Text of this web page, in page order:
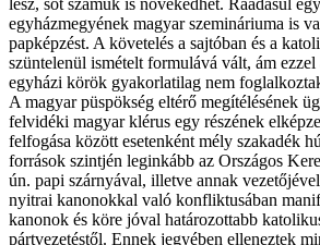
egyházmegyének magyar szemináriuma is
papképzést. A követelés a sajtóban és a
szüntelenül ismételt formulává vált, ám
egyházi körök gyakorlatilag nem
A magyar püspökség eltérő megítélésének
felvidéki magyar klérus egy részének
felfogása között esetenként mély szakadék
források szintjén leginkább az Országos
ún. papi szárnyával, illetve annak
nyitrai kanonokkal való konfliktusában
kanonok és köre jóval határozottabb
pártvezetéstől. Ennek jegyében elleneztek